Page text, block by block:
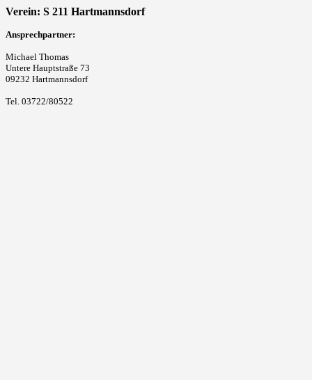
Verein: S 211 Hartmannsdorf
Ansprechpartner:
Michael Thomas
Untere Hauptstraße 73
09232 Hartmannsdorf
Tel. 03722/80522